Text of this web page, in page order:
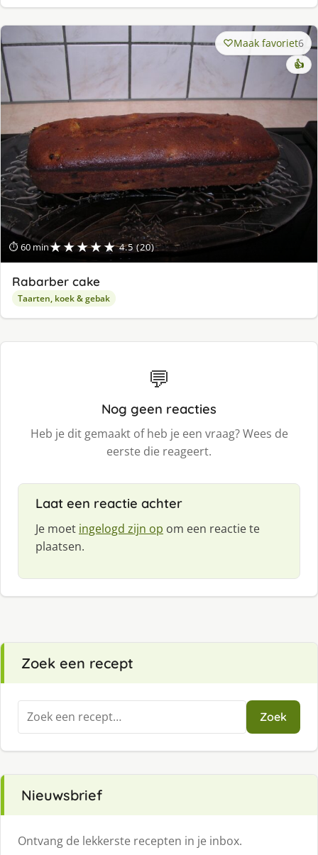
⏱ 60 min★★★★★ 4.5 (20)
Maak favoriet6
👍
Rabarber cake
Taarten, koek & gebak
💬
Nog geen reacties
Heb je dit gemaakt of heb je een vraag? Wees de
eerste die reageert.
Laat een reactie achter
Je moet ingelogd zijn op om een reactie te
plaatsen.
Zoek een recept
Zoeken
naar:
Zoek
Nieuwsbrief
Ontvang de lekkerste recepten in je inbox.